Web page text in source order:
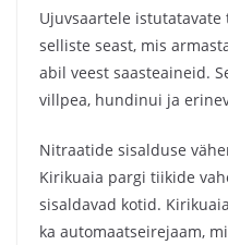
Ujuvsaartele istutatavate
selliste seast, mis
abil veest saasteaineid.
villpea, hundinui ja
Nitraatide sisalduse
Kirikuaia pargi tiikide
sisaldavad kotid.
ka automaatseirejaam,